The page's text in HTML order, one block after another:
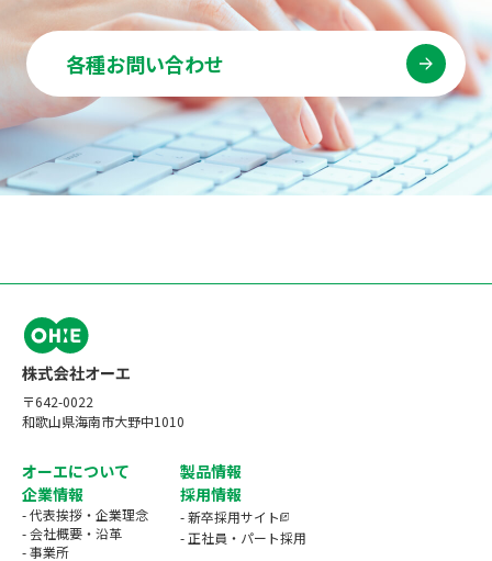
各種お問い合わせ
〒642-0022
和歌山県海南市大野中1010
オーエについて
製品情報
企業情報
- 代表挨拶・企業理念
- 会社概要・沿革
- 事業所
採用情報
- 新卒採用サイト
- 正社員・パート採用